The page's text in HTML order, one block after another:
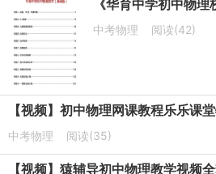
中考物理 阅读(42)
【视频】初中物理网课教程乐乐课
中考物理 阅读(35)
【视频】猿辅导初中物理教学视频